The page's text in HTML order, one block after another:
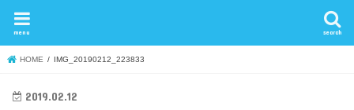
search
menu
HOME IMG_20190212_223833
2019.02.12